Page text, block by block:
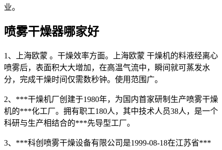
业。
喷雾干燥器哪家好
1、上海欧蒙 。干燥效率方面。上海欧蒙 干燥机的料液经离心
喷雾后，表面积大大增加，在高温气流中，瞬间就可蒸发水
分，完成干燥时间仅需数秒钟。使用范围广。
2、***干燥机厂创建于1980年，为国内首家研制生产喷雾干燥
机的***化工厂。拥有职工180人，其中技术人员38人，是一个
科研与生产相结合的***先导型工厂。
3、***科创喷雾干燥设备有限公司是1999-08-18在江苏省***